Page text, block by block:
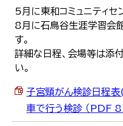
5月に東和コミュニティセ
8月に石鳥谷生涯学習会
す。
詳細な日程、会場等は添
い。
子宮頸がん検診日程表
車で行う検診 （PDF